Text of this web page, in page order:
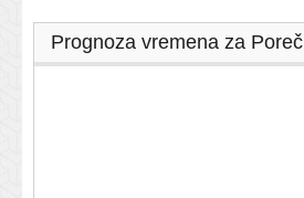
Prognoza vremena za Poreč